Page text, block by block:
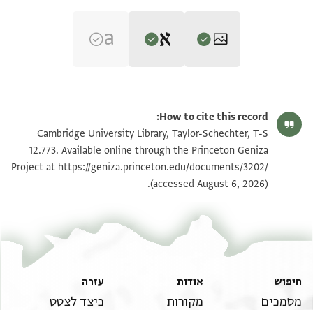
S. D. Goitein's unpublished edition (1950–85).
. . . . . . . . . . . . . . . . . . . . . . . . . . . . . . . . . . . . . . . . . .
. . . ] מ . . [ . . . . . . . . . . . . . . . . . .
. . . . . . . . . . . . . . . . . . . . . . . . . . . . . . . . . . . . . . . . . .
ולא] שוגים [ . . . . . . . . . . . . . . . . . .
דויד בר סהלאן הניכר [ . . . . . . .
. . . . . . . . . . . . . . . . . . . . . . . . . . . . . . . . . . . ] חלקים
. . . . . . . . . . . . . . . . . . . . . . . . . . . . . . . . ] מכירה
גמורה חתוכה חלוטה שרירא וקימא
T-S 12.773 1v הגדל וסובב
תנאי היתר שימוש בתצלום
How to cite this record:
Cambridge University Library, Taylor-Schechter, T-S
12.773. Available online through the Princeton Geniza
Project athttps://geniza.princeton.edu/documents/3202/
(accessed August 6, 2026).
חיפוש
מסמכים
אודות
מקורות
עזרה
כיצד לצטט